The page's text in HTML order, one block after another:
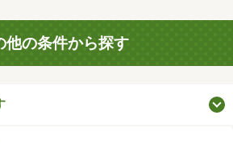
他の条件から探す